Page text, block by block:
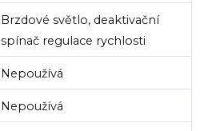
Brzdové světlo, deaktivační
spínač regulace rychlosti
Nepoužívá
Nepoužívá